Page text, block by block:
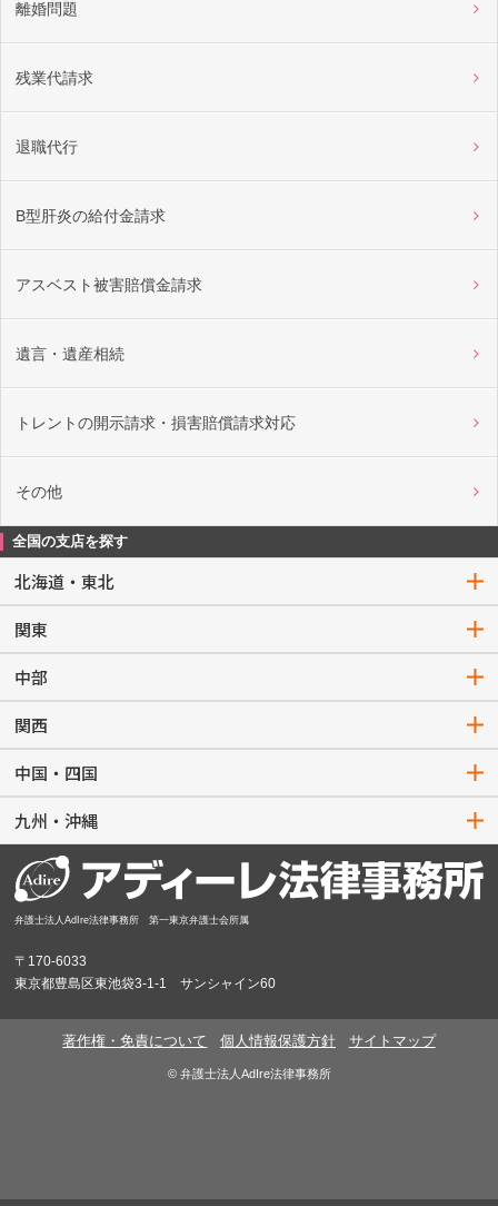
離婚問題
残業代請求
退職代行
B型肝炎の給付金請求
アスベスト被害賠償金請求
遺言・遺産相続
トレントの開示請求・損害賠償請求対応
その他
全国の支店を探す
北海道・東北
関東
中部
関西
中国・四国
九州・沖縄
弁護士法人AdIre法律事務所 第一東京弁護士会所属
〒170-6033
東京都豊島区東池袋3-1-1 サンシャイン60
著作権・免責について 個人情報保護方針 サイトマップ
© 弁護士法人AdIre法律事務所